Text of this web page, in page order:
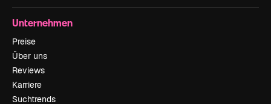
Unternehmen
Preise
Über uns
Reviews
Karriere
Suchtrends